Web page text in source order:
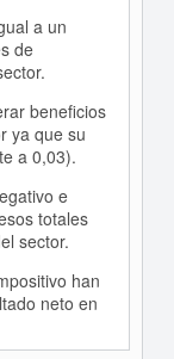
a un
de
beneficios
ya que su
a 0,03).
e
totales
sector.
han
neto en